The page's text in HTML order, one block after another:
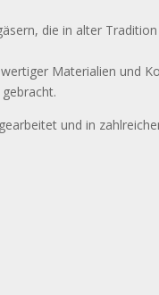
die in alter
Materialien und
und in